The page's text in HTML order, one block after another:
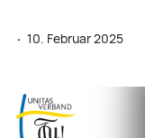
· 10. Februar 2025